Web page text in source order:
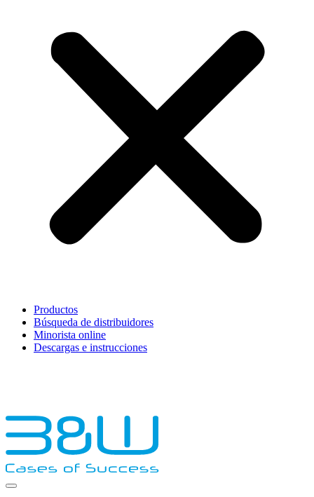
Productos
Búsqueda de distribuidores
Minorista online
Descargas e instrucciones